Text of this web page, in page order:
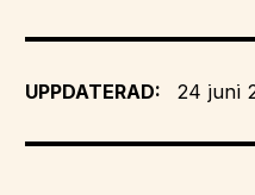
UPPDATERAD: 24 juni